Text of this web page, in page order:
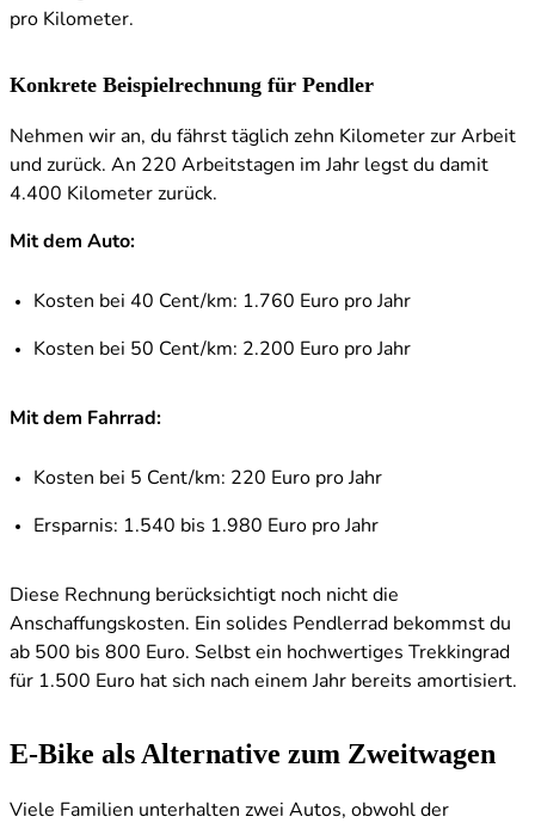
pro Kilometer.
Konkrete Beispielrechnung für Pendler
Nehmen wir an, du fährst täglich zehn Kilometer zur Arbeit
und zurück. An 220 Arbeitstagen im Jahr legst du damit
4.400 Kilometer zurück.
Mit dem Auto:
Kosten bei 40 Cent/km: 1.760 Euro pro Jahr
Kosten bei 50 Cent/km: 2.200 Euro pro Jahr
Mit dem Fahrrad:
Kosten bei 5 Cent/km: 220 Euro pro Jahr
Ersparnis: 1.540 bis 1.980 Euro pro Jahr
Diese Rechnung berücksichtigt noch nicht die
Anschaffungskosten. Ein solides Pendlerrad bekommst du
ab 500 bis 800 Euro. Selbst ein hochwertiges Trekkingrad
für 1.500 Euro hat sich nach einem Jahr bereits amortisiert.
E-Bike als Alternative zum Zweitwagen
Viele Familien unterhalten zwei Autos, obwohl der